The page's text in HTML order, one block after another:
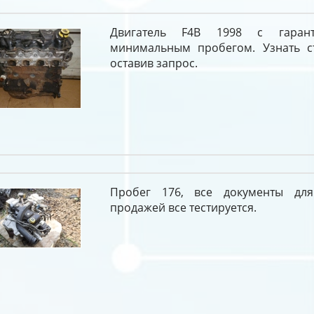
Двигатель F4B 1998 с
минимальным пробегом. Узнать
оставив запрос.
Пробег 176, все документы
продажей все тестируется.